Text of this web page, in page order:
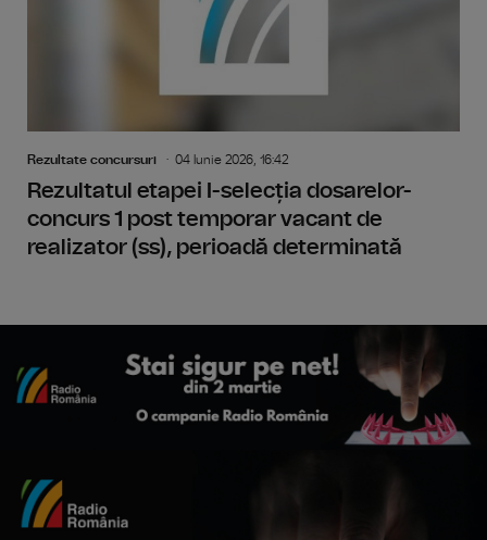
Rezultate concursuri 04 Iunie 2026, 16:42
Rezultatul etapei I-selecția dosarelor-
concurs 1 post temporar vacant de
realizator (ss), perioadă determinată